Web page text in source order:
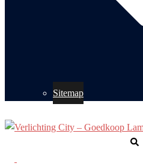
Sitemap